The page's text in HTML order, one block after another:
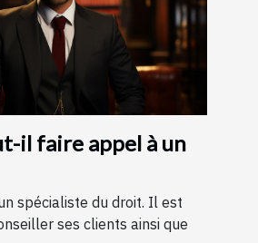
il faire appel à un
spécialiste du droit. Il est
ses clients ainsi que